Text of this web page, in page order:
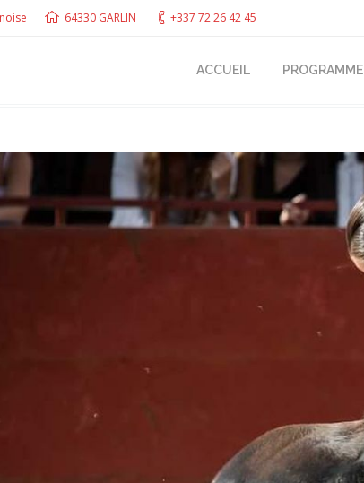
64330 GARLIN +337 72 26 42 45
ACCUEIL PROGRAMME